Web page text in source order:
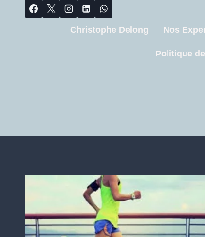
Christophe Delong Nos
Politique